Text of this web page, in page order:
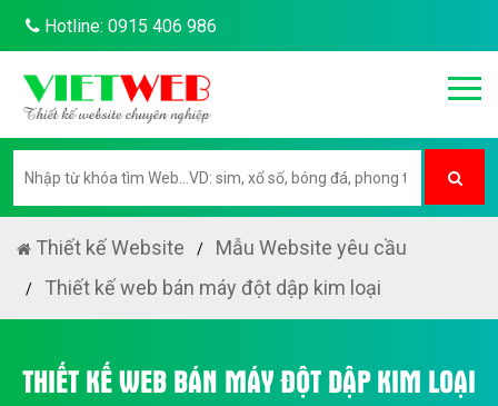
Hotline: 0915 406 986
Thiết kế Website
Mẫu Website yêu cầu
Thiết kế web bán máy đột dập kim loại
THIẾT KẾ WEB BÁN MÁY ĐỘT DẬP KIM LOẠI